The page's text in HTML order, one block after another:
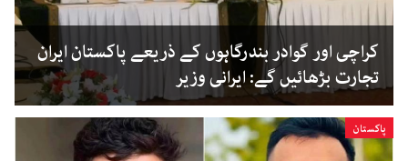
کراچی اور گوادر بندرگاہوں کے ذریعے پاکستان ایران
تجارت بڑھائیں گے: ایرانی وزیر
پاکستان